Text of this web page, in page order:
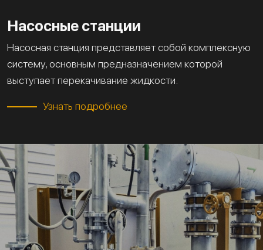
Насосные станции
Насосная станция представляет собой комплексную
систему, основным предназначением которой
выступает перекачивание жидкости.
Узнать подробнее